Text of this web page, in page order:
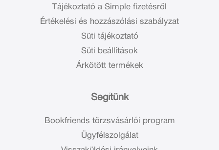
Tájékoztató a Simple fizetésről
Értékelési és hozzászólási szabályzat
Süti tájékoztató
Süti beállítások
Árkötött termékek
Segítünk
Bookfriends törzsvásárlói program
Ügyfélszolgálat